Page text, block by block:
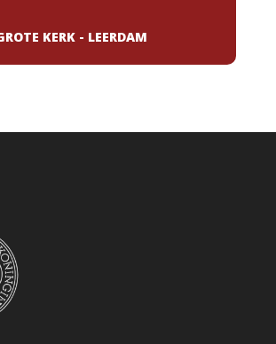
KERK - LEERDAM